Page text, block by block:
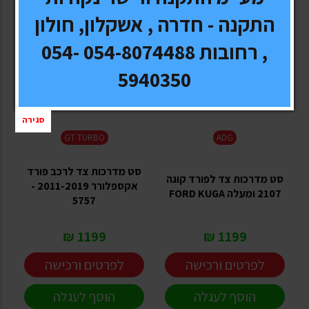
ADG
סט מדרכות צד לפורד קוגה
2107 ומעלה FORD KUGA
1199 ₪
לפרטים ורכישה
הוסף לעגלה
GT TURBO
סט מדרכות צד לרכב פורד
אקספלורר 2011-2019 -
5757
1199 ₪
לפרטים ורכישה
הוסף לעגלה
התקנה - חדרה , אשקלון, חולון
, רחובות 054-8074488 054-
5940350
סגירה